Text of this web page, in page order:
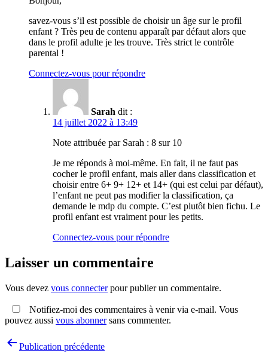
savez-vous s’il est possible de choisir un âge sur le profil
enfant ? Très peu de contenu apparaît par défaut alors que
dans le profil adulte je les trouve. Très strict le contrôle
parental !
Connectez-vous pour répondre
Sarah dit :
14 juillet 2022 à 13:49
Note attribuée par Sarah : 8 sur 10
Je me réponds à moi-même. En fait, il ne faut pas
cocher le profil enfant, mais aller dans classification et
choisir entre 6+ 9+ 12+ et 14+ (qui est celui par défaut),
l’enfant ne peut pas modifier la classification, ça
demande le mdp du compte. C’est plutôt bien fichu. Le
profil enfant est vraiment pour les petits.
Connectez-vous pour répondre
Laisser un commentaire
Vous devez vous connecterpour publier un commentaire.
Notifiez-moi des commentaires à venir via e-mail. Vous
pouvez aussi vous abonnersans commenter.
Navigation
Publication précédente